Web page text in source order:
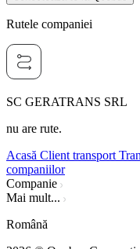
Rutele companiei
SC GERATRANS SRL
nu are rute.
Acasă Client transport
companiilor
Companie
Mai mult...
Română